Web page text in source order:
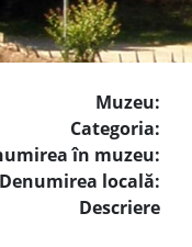
Muzeu:
Categoria:
în muzeu:
Denumirea locală:
Descriere